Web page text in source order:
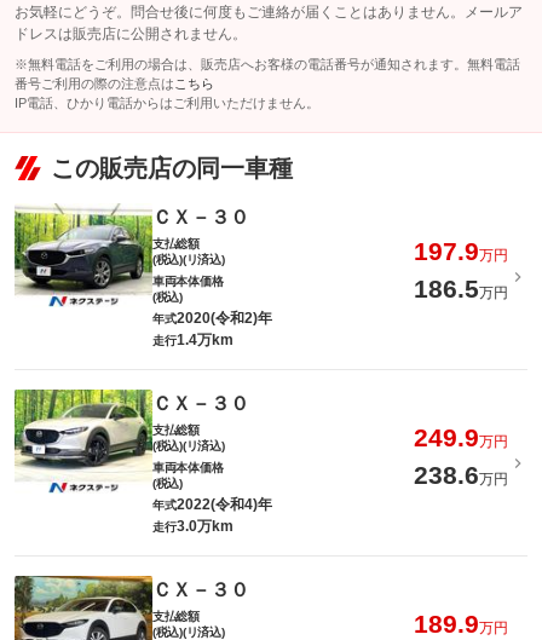
お気軽にどうぞ。問合せ後に何度もご連絡が届くことはありません。メールア
ドレスは販売店に公開されません。
※無料電話をご利用の場合は、販売店へお客様の電話番号が通知されます。無料電話
番号ご利用の際の注意点は こちら
IP電話、ひかり電話からはご利用いただけません。
この販売店の同一車種
ＣＸ－３０
支払総額
(税込)(リ済込)
197.9万円
車両本体価格
(税込)
186.5万円
年式2020(令和2)年
走行1.4万km
ＣＸ－３０
支払総額
(税込)(リ済込)
249.9万円
車両本体価格
(税込)
238.6万円
年式2022(令和4)年
走行3.0万km
ＣＸ－３０
支払総額
(税込)(リ済込)
189.9万円